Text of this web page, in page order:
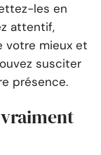
les en
attentif,
votre mieux et
susciter
présence.